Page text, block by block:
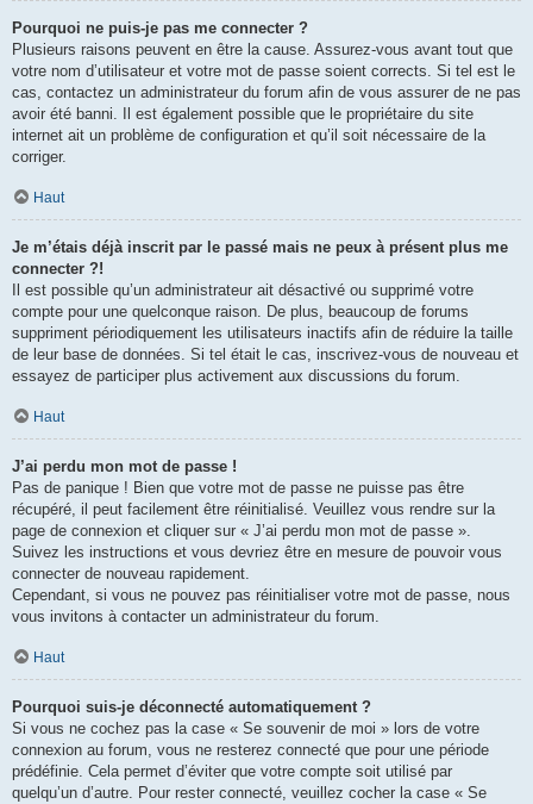
Pourquoi ne puis-je pas me connecter ?
Plusieurs raisons peuvent en être la cause. Assurez-vous avant tout que
votre nom d’utilisateur et votre mot de passe soient corrects. Si tel est le
cas, contactez un administrateur du forum afin de vous assurer de ne pas
avoir été banni. Il est également possible que le propriétaire du site
internet ait un problème de configuration et qu’il soit nécessaire de la
corriger.
Haut
Je m’étais déjà inscrit par le passé mais ne peux à présent plus me
connecter ?!
Il est possible qu’un administrateur ait désactivé ou supprimé votre
compte pour une quelconque raison. De plus, beaucoup de forums
suppriment périodiquement les utilisateurs inactifs afin de réduire la taille
de leur base de données. Si tel était le cas, inscrivez-vous de nouveau et
essayez de participer plus activement aux discussions du forum.
Haut
J’ai perdu mon mot de passe !
Pas de panique ! Bien que votre mot de passe ne puisse pas être
récupéré, il peut facilement être réinitialisé. Veuillez vous rendre sur la
page de connexion et cliquer sur « J’ai perdu mon mot de passe ».
Suivez les instructions et vous devriez être en mesure de pouvoir vous
connecter de nouveau rapidement.
Cependant, si vous ne pouvez pas réinitialiser votre mot de passe, nous
vous invitons à contacter un administrateur du forum.
Haut
Pourquoi suis-je déconnecté automatiquement ?
Si vous ne cochez pas la case « Se souvenir de moi » lors de votre
connexion au forum, vous ne resterez connecté que pour une période
prédéfinie. Cela permet d’éviter que votre compte soit utilisé par
quelqu’un d’autre. Pour rester connecté, veuillez cocher la case « Se